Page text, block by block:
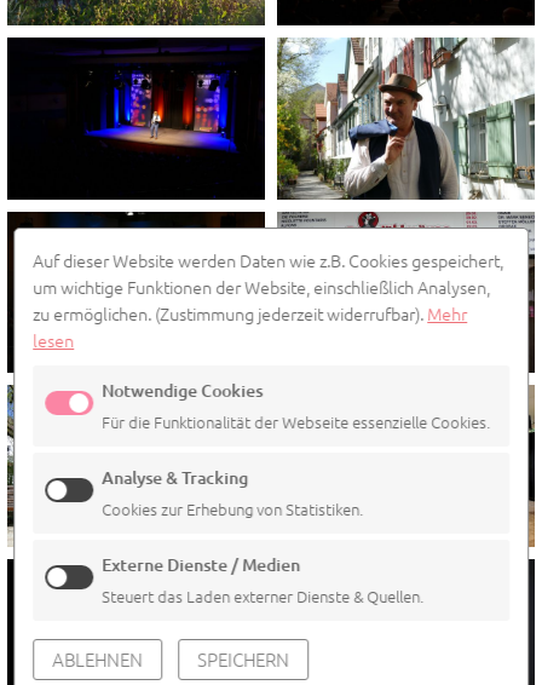
Auf dieser Website werden Daten wie z.B. Cookies gespeichert,
um wichtige Funktionen der Website, einschließlich Analysen,
zu ermöglichen. (Zustimmung jederzeit widerrufbar). Mehr
lesen
Notwendige Cookies
Für die Funktionalität der Webseite essenzielle Cookies.
Analyse & Tracking
Cookies zur Erhebung von Statistiken.
Externe Dienste / Medien
Steuert das Laden externer Dienste & Quellen.
ABLEHNEN SPEICHERN